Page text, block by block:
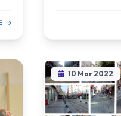
10 Mar 2022